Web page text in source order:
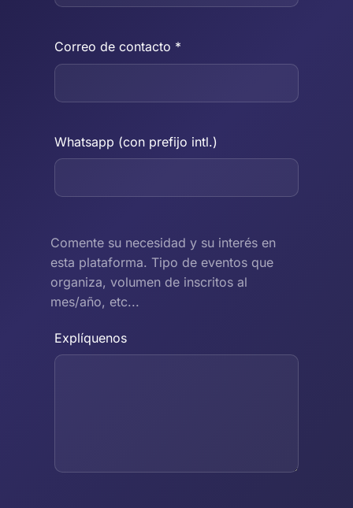
Correo de contacto *
Whatsapp (con prefijo intl.)
Comente su necesidad y su interés en
esta plataforma. Tipo de eventos que
organiza, volumen de inscritos al
mes/año, etc...
Explíquenos